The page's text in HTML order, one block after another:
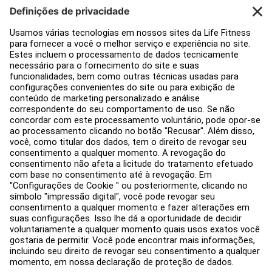
Decoração de ginásios
Hub de Serviços
Centro de Educação
Sobre nós
Encontre um distribuidor
Encontre uma loja
Avisos legais
Acessibilidade
Faça login no Facility Connect